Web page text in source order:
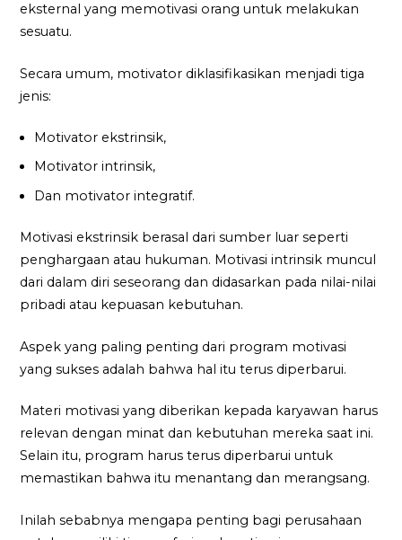
eksternal yang memotivasi orang untuk melakukan
sesuatu.
Secara umum, motivator diklasifikasikan menjadi tiga
jenis:
Motivator ekstrinsik,
Motivator intrinsik,
Dan motivator integratif.
Motivasi ekstrinsik berasal dari sumber luar seperti
penghargaan atau hukuman. Motivasi intrinsik muncul
dari dalam diri seseorang dan didasarkan pada nilai-nilai
pribadi atau kepuasan kebutuhan.
Aspek yang paling penting dari program motivasi
yang sukses adalah bahwa hal itu terus diperbarui.
Materi motivasi yang diberikan kepada karyawan harus
relevan dengan minat dan kebutuhan mereka saat ini.
Selain itu, program harus terus diperbarui untuk
memastikan bahwa itu menantang dan merangsang.
Inilah sebabnya mengapa penting bagi perusahaan